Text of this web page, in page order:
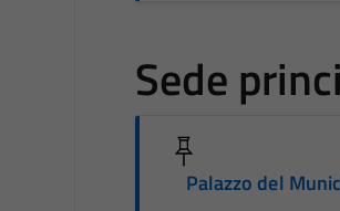
Sede
Palazzo del